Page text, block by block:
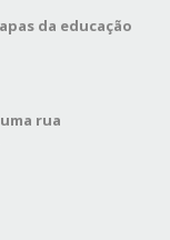
da educação
rua